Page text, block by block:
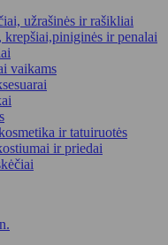
užrašinės ir rašikliai
krepšiai,piniginės ir penalai
vaikams
ir tatuiruotės
ir priedai